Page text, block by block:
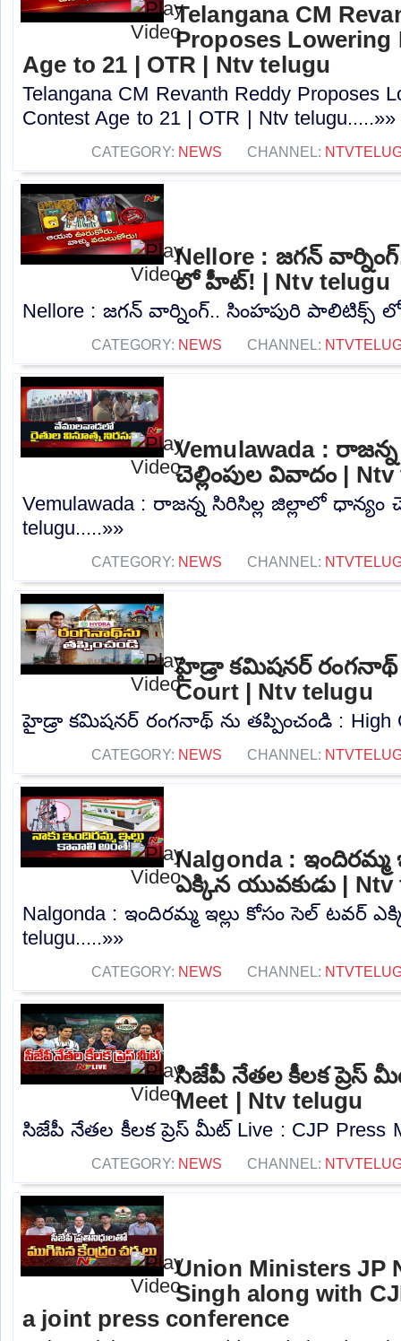
Telangana CM
Proposes Lowering
Age to 21 | OTR | Ntv telugu
Telangana CM Revanth Reddy Proposes
Contest Age to 21 | OTR | Ntv telugu.....»»
CATEGORY: NEWS CHANNEL:
Nellore : జగన్
లో హీట్! | Ntv telugu
Nellore : జగన్ వార్నింగ్.. సింహపురి పాలిటిక్స్
CATEGORY: NEWS CHANNEL:
Vemulawada :
చెల్లింపుల వివాదం |
Vemulawada : రాజన్న సిరిసిల్ల జిల్లాలో ధాన్యం
telugu.....»»
CATEGORY: NEWS CHANNEL:
హైడ్రా కమిషనర్ రంగనాథ్
Court | Ntv telugu
హైడ్రా కమిషనర్ రంగనాథ్ ను తప్పించండి : High
CATEGORY: NEWS CHANNEL:
Nalgonda : ఇందిరమ్మ
ఎక్కిన యువకుడు | Ntv
Nalgonda : ఇందిరమ్మ ఇల్లు కోసం సెల్ టవర్
telugu.....»»
CATEGORY: NEWS CHANNEL:
సిజేపీ నేతల కీలక ప్రెస్
Meet | Ntv telugu
సిజేపీ నేతల కీలక ప్రెస్ మీట్ Live : CJP Press
CATEGORY: NEWS CHANNEL:
Union Ministers JP
Singh along with
a joint press conference